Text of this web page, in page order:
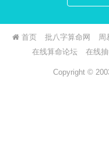
首页 批八字算命网 周
在线算命论坛
在线
Copyright ©